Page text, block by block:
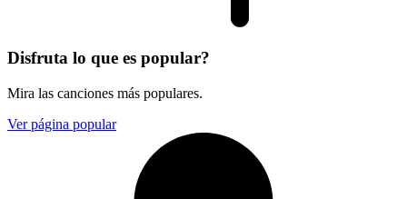
Disfruta lo que es popular?
Mira las canciones más populares.
Ver página popular